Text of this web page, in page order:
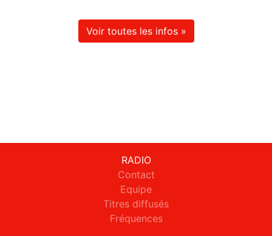
Voir toutes les infos »
RADIO
Contact
Equipe
Titres diffusés
Fréquences